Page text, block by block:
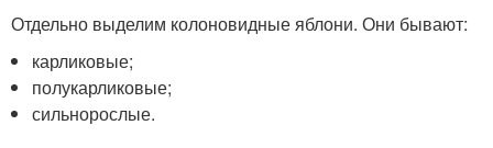
Отдельно выделим колоновидные яблони. Они бывают:
карликовые;
полукарликовые;
сильнорослые.